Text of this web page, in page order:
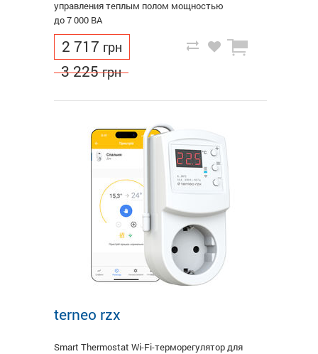
управления теплым полом мощностью
до 7 000 ВА
2 717 грн
3 225 грн
terneo rzx
Smart Thermostat Wi-Fi-терморегулятор для